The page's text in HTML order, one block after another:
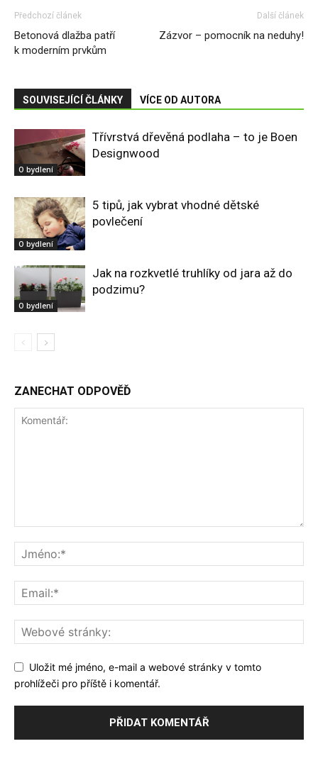
Předchozí článek
Betonová dlažba patří
k moderním prvkům
Další článek
Zázvor – pomocník na neduhy!
SOUVISEJÍCÍ ČLÁNKY VÍCE OD AUTORA
O bydlení
Třívrstvá dřevěná podlaha – to je Boen
Designwood
O bydlení
5 tipů, jak vybrat vhodné dětské
povlečení
O bydlení
Jak na rozkvetlé truhlíky od jara až do
podzimu?
ZANECHAT ODPOVĚĎ
Uložit mé jméno, e-mail a webové stránky v tomto
prohlížeči pro příště i komentář.